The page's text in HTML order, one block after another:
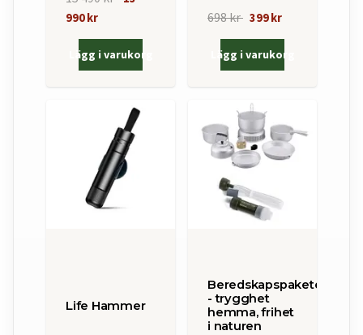
990 kr
Lägg i varukorg
698 kr 399 kr
Lägg i varukorg
Life Hammer
Beredskapspaketet
- trygghet
hemma, frihet
i naturen